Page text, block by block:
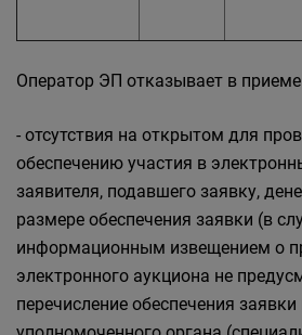
Оператор ЭП отказывает в
- отсутствия на открытом для
обеспечению участия в
заявителя, подавшего заявку,
размере обеспечения заявки (в
информационным извещением о
электронного аукциона не
перечисление обеспечения заявки